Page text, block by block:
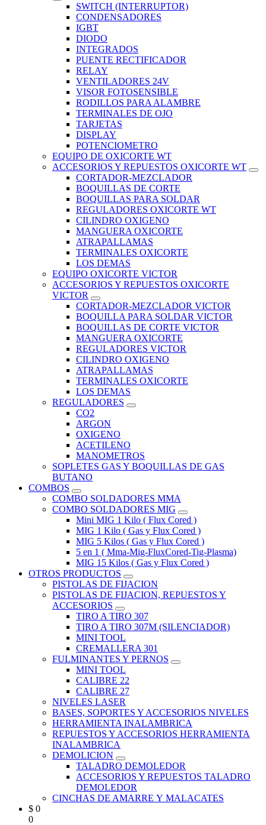
SWITCH (INTERRUPTOR)
CONDENSADORES
IGBT
DIODO
INTEGRADOS
PUENTE RECTIFICADOR
RELAY
VENTILADORES 24V
VISOR FOTOSENSIBLE
RODILLOS PARA ALAMBRE
TERMINALES DE OJO
TARJETAS
DISPLAY
POTENCIOMETRO
EQUIPO DE OXICORTE WT
ACCESORIOS Y REPUESTOS OXICORTE WT
CORTADOR-MEZCLADOR
BOQUILLAS DE CORTE
BOQUILLAS PARA SOLDAR
REGULADORES OXICORTE WT
CILINDRO OXIGENO
MANGUERA OXICORTE
ATRAPALLAMAS
TERMINALES OXICORTE
LOS DEMAS
EQUIPO OXICORTE VICTOR
ACCESORIOS Y REPUESTOS OXICORTE
VICTOR
CORTADOR-MEZCLADOR VICTOR
BOQUILLA PARA SOLDAR VICTOR
BOQUILLAS DE CORTE VICTOR
MANGUERA OXICORTE
REGULADORES VICTOR
CILINDRO OXIGENO
ATRAPALLAMAS
TERMINALES OXICORTE
LOS DEMAS
REGULADORES
CO2
ARGON
OXIGENO
ACETILENO
MANOMETROS
SOPLETES GAS Y BOQUILLAS DE GAS
BUTANO
COMBOS
COMBO SOLDADORES MMA
COMBO SOLDADORES MIG
Mini MIG 1 Kilo ( Flux Cored )
MIG 1 Kilo ( Gas y Flux Cored )
MIG 5 Kilos ( Gas y Flux Cored )
5 en 1 ( Mma-Mig-FluxCored-Tig-Plasma)
MIG 15 Kilos ( Gas y Flux Cored )
OTROS PRODUCTOS
PISTOLAS DE FIJACION
PISTOLAS DE FIJACION, REPUESTOS Y
ACCESORIOS
TIRO A TIRO 307
TIRO A TIRO 307M (SILENCIADOR)
MINI TOOL
CREMALLERA 301
FULMINANTES Y PERNOS
MINI TOOL
CALIBRE 22
CALIBRE 27
NIVELES LASER
BASES, SOPORTES Y ACCESORIOS NIVELES
HERRAMIENTA INALAMBRICA
REPUESTOS Y ACCESORIOS HERRAMIENTA
INALAMBRICA
DEMOLICION
TALADRO DEMOLEDOR
ACCESORIOS Y REPUESTOS TALADRO
DEMOLEDOR
CINCHAS DE AMARRE Y MALACATES
$ 0
0